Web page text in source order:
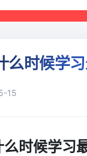
么时候学
15
时候学习